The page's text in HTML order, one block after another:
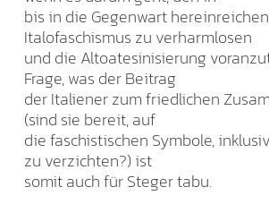
bis in die Gegenwart
Italofaschismus zu verharmlosen
und die Altoatesinisierung
Frage, was der Beitrag
der Italiener zum friedlichen
(sind sie bereit, auf
die faschistischen Symbole,
zu verzichten?) ist
somit auch für Steger tabu.